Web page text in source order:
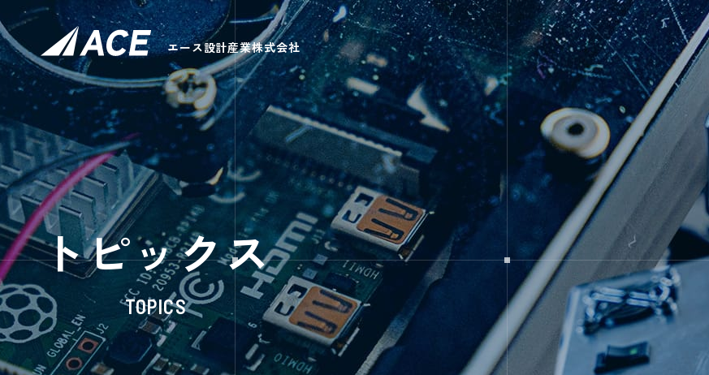
エース設計産業株式会社
トピックス
TOPICS